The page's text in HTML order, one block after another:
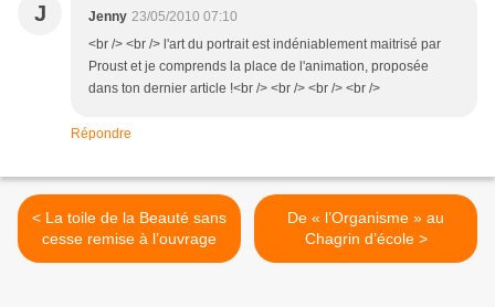
J Jenny 23/05/2010 07:10
<br /> <br /> l'art du portrait est indéniablement maitrisé par
Proust et je comprends la place de l'animation, proposée
dans ton dernier article !<br /> <br /> <br /> <br />
Répondre
< La toile de la Beauté sans
cesse remise à l’ouvrage
De « l’Organisme » au
Chagrin d’école >